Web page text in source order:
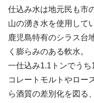
仕込み水は地元民も市
山の湧き水を使用して
鹿児島特有のシラス台
く膨らみのある軟水。
一仕込み1.1トンでう
コレートモルトやロー
ら酒質の差別化を図る